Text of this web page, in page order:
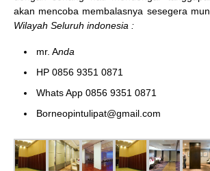
akan mencoba membalasnya sesegera
Wilayah Seluruh indonesia :
mr. Anda
HP 0856 9351 0871
Whats App 0856 9351 0871
Borneopintulipat@gmail.com